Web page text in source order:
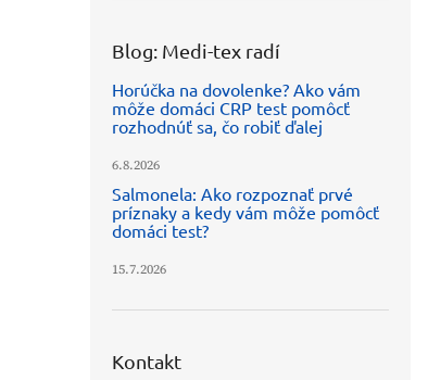
Blog: Medi-tex radí
Horúčka na dovolenke? Ako vám
môže domáci CRP test pomôcť
rozhodnúť sa, čo robiť ďalej
6.8.2026
Salmonela: Ako rozpoznať prvé
príznaky a kedy vám môže pomôcť
domáci test?
15.7.2026
Kontakt